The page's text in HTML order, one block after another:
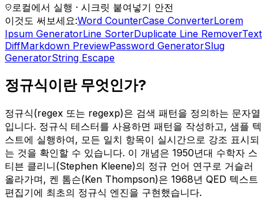
로컬에서 실행 · 시크릿 붙여넣기 안전
이것도 써보세요:Word CounterCase ConverterLorem
Ipsum GeneratorLine SorterDuplicate Line RemoverText
DiffMarkdown PreviewPassword GeneratorSlug
GeneratorString Escape
정규식이란 무엇인가?
정규식(regex 또는 regexp)은 검색 패턴을 정의하는 문자열
입니다. 정규식 테스터를 사용하면 패턴을 작성하고, 샘플 텍
스트에 실행하여, 모든 일치 항목이 실시간으로 강조 표시되
는 것을 확인할 수 있습니다. 이 개념은 1950년대 수학자 스
티븐 클리니(Stephen Kleene)의 정규 언어 연구로 거슬러
올라가며, 켄 톰슨(Ken Thompson)은 1968년 QED 텍스트
편집기에 최초의 정규식 엔진을 구현했습니다.